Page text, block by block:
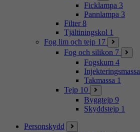
Ficklampa 3
Pannlampa 3
Filter 8
Tjältiningskol 1
Fog lim och tejp 17
Fog och silikon 7
Fogskum 4
Injekteringsmassa
Takmassa 1
Tejp 10
Byggtejp 9
Skyddstejp 1
Personskydd